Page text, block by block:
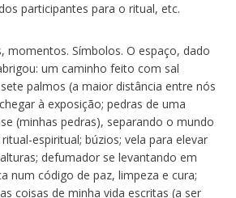
participantes para o ritual, etc.
momentos. Símbolos. O espaço, dado
um caminho feito com sal
palmos (a maior distância entre nós
à exposição; pedras de uma
(minhas pedras), separando o mundo
espiritual; búzios; vela para elevar
defumador se levantando em
num código de paz, limpeza e cura;
coisas de minha vida escritas (a ser